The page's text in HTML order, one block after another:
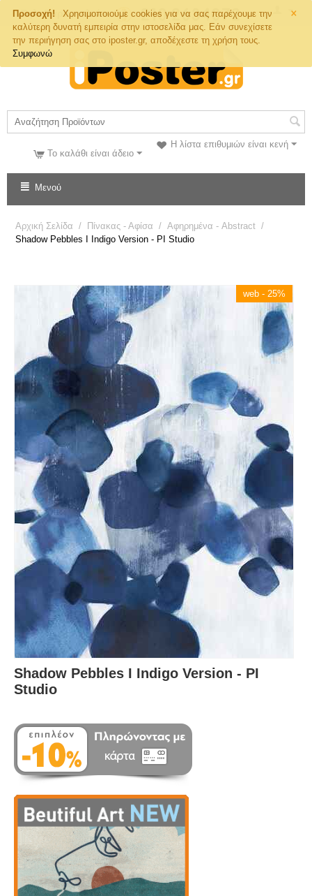
×
Προσοχή!
Χρησιμοποιούμε cookies για να σας παρέχουμε την
καλύτερη δυνατή εμπειρία στην ιστοσελίδα μας. Εάν συνεχίσετε
την περιήγηση σας στο iposter.gr, αποδέχεστε τη χρήση τους.
Συμφωνώ
Τηλ. Παραγγελιών
Η λίστα επιθυμιών είναι κενή
Το καλάθι είναι άδειο
Μενού
Αρχική Σελίδα / Πίνακας - Αφίσα / Αφηρημένα - Abstract /
Shadow Pebbles I Indigo Version - PI Studio
web - 25%
Shadow Pebbles I Indigo Version - PI
Studio